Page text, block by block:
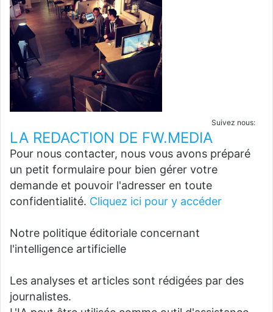
Suivez nous:
LA REDACTION DE FW.MEDIA
Pour nous contacter, nous vous avons préparé
un petit formulaire pour bien gérer votre
demande et pouvoir l'adresser en toute
confidentialité. Cliquez ici pour y accéder
Notre politique éditoriale concernant
l'intelligence artificielle
Les analyses et articles sont rédigées par des
journalistes.